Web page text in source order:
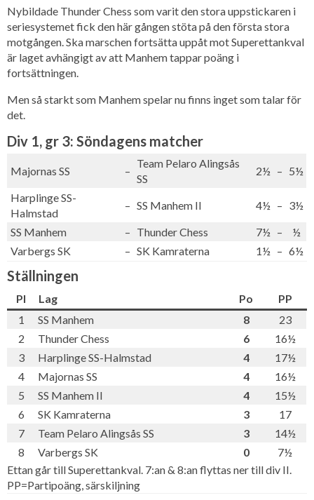
Nybildade Thunder Chess som varit den stora uppstickaren i
seriesystemet fick den här gången stöta på den första stora
motgången. Ska marschen fortsätta uppåt mot Superettankval
är laget avhängigt av att Manhem tappar poäng i
fortsättningen.
Men så starkt som Manhem spelar nu finns inget som talar för
det.
Div 1, gr 3: Söndagens matcher
Majornas SS –
Team Pelaro Alingsås
SS
2½ – 5½
Harplinge SS-
Halmstad
– SS Manhem II 4½ – 3½
SS Manhem
– Thunder Chess 7½ –
½
Varbergs SK
– SK Kamraterna 1½ – 6½
Ställningen
Pl Lag Po
PP
1
SS Manhem 8
23
2
Thunder Chess 6
16½
3
Harplinge SS-Halmstad 4
17½
4
Majornas SS 4
16½
5
SS Manhem II 4
15½
6
SK Kamraterna 3
17
7
Team Pelaro Alingsås SS 3
14½
8
Varbergs SK 0
7½
Ettan går till Superettankval. 7:an & 8:an flyttas ner till div II.
PP=Partipoäng, särskiljning